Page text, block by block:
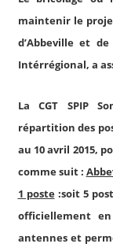
maintenir le
d’Abbeville et
Intérrégional, a
La CGT SPIP
répartition des
au 10 avril 2015,
comme suit :
1 poste:soit 5
officiellement
antennes et